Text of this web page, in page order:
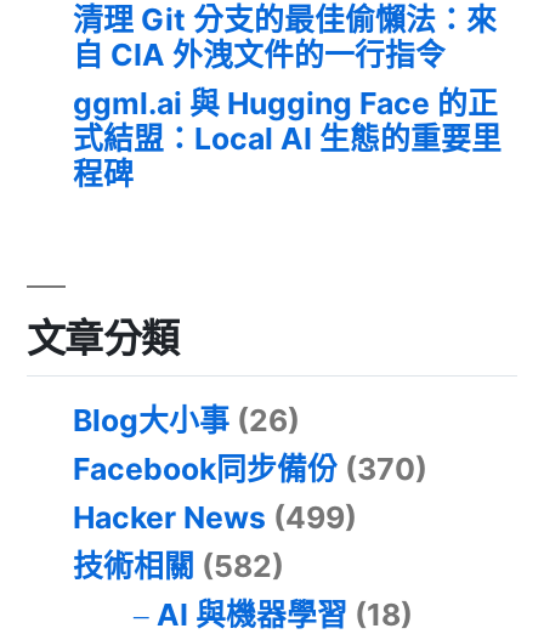
清理 Git 分支的最佳偷懶法：來
自 CIA 外洩文件的一行指令
ggml.ai 與 Hugging Face 的正
式結盟：Local AI 生態的重要里
程碑
文章分類
Blog大小事 (26)
Facebook同步備份 (370)
Hacker News (499)
技術相關 (582)
AI 與機器學習 (18)